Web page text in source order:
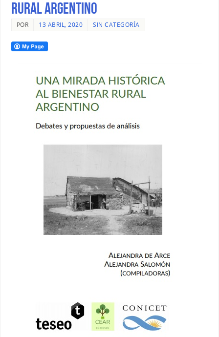
RURAL ARGENTINO
POR 13 ABRIL, 2020 SIN CATEGORÍA